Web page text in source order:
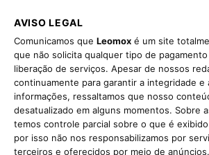
AVISO LEGAL
Comunicamos que Leomox é um site
que não solicita qualquer tipo de
liberação de serviços. Apesar de nossos
continuamente para garantir a integridade e
informações, ressaltamos que nosso
desatualizado em alguns momentos. Sobre
temos controle parcial sobre o que é
por isso não nos responsabilizamos por
terceiros e oferecidos por meio de anúncios.